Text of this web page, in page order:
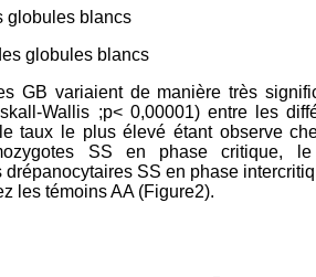
globules blancs
globules blancs
GB variaient de manière très
Wallis ;p< 0,00001) entre les
taux le plus élevé étant observe
SS en phase critique,
SS en phase
les témoins AA (Figure2).